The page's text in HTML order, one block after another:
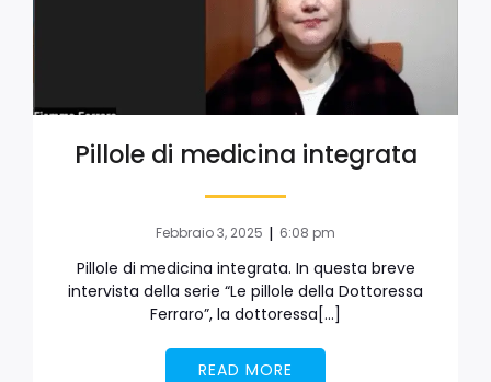
Pillole di medicina integrata
Febbraio 3, 2025 | 6:08 pm
Pillole di medicina integrata. In questa breve
intervista della serie “Le pillole della Dottoressa
Ferraro”, la dottoressa[…]
READ MORE